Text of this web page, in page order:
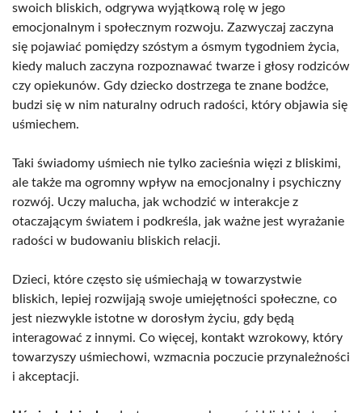
swoich bliskich, odgrywa wyjątkową rolę w jego
emocjonalnym i społecznym rozwoju. Zazwyczaj zaczyna
się pojawiać pomiędzy szóstym a ósmym tygodniem życia,
kiedy maluch zaczyna rozpoznawać twarze i głosy rodziców
czy opiekunów. Gdy dziecko dostrzega te znane bodźce,
budzi się w nim naturalny odruch radości, który objawia się
uśmiechem.
Taki świadomy uśmiech nie tylko zacieśnia więzi z bliskimi,
ale także ma ogromny wpływ na emocjonalny i psychiczny
rozwój. Uczy malucha, jak wchodzić w interakcje z
otaczającym światem i podkreśla, jak ważne jest wyrażanie
radości w budowaniu bliskich relacji.
Dzieci, które często się uśmiechają w towarzystwie
bliskich, lepiej rozwijają swoje umiejętności społeczne, co
jest niezwykle istotne w dorosłym życiu, gdy będą
interagować z innymi. Co więcej, kontakt wzrokowy, który
towarzyszy uśmiechowi, wzmacnia poczucie przynależności
i akceptacji.